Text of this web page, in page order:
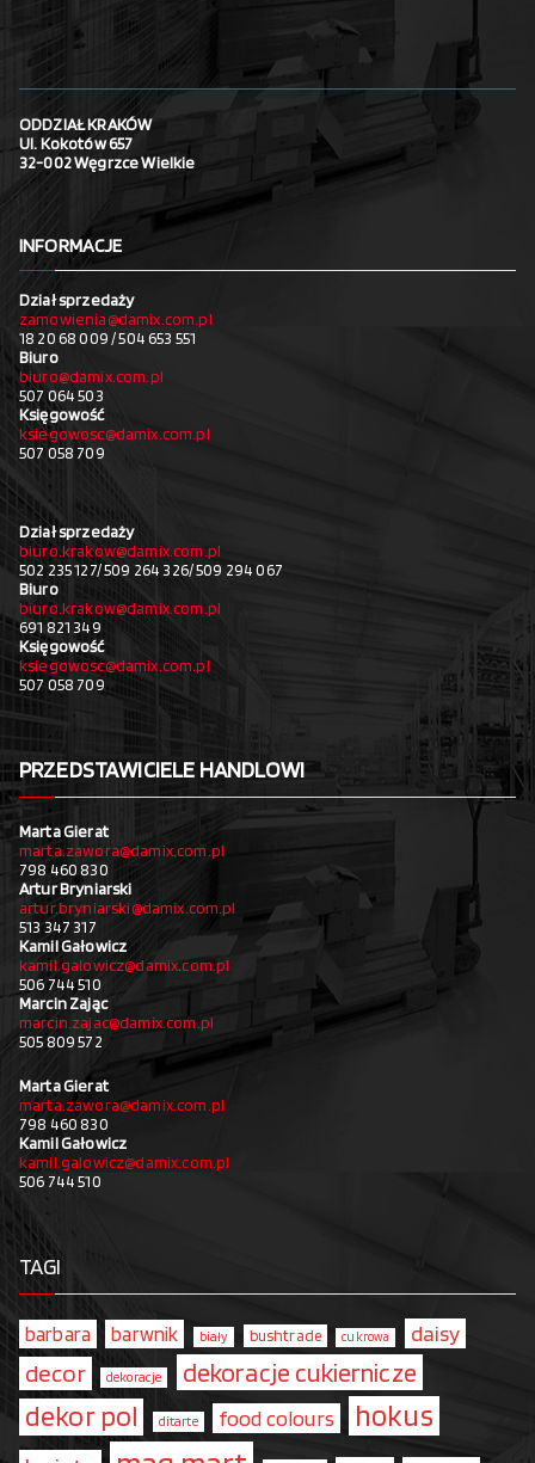
ODDZIAŁ KRAKÓW
Ul. Kokotów 657
32-002 Węgrzce Wielkie
INFORMACJE
Dział sprzedaży
zamowienia@damix.com.pl
18 20 68 009 / 504 653 551
Biuro
biuro@damix.com.pl
507 064 503
Księgowość
ksiegowosc@damix.com.pl
507 058 709
Dział sprzedaży
biuro.krakow@damix.com.pl
502 235 127/ 509 264 326/ 509 294 067
Biuro
biuro.krakow@damix.com.pl
691 821 349
Księgowość
ksiegowosc@damix.com.pl
507 058 709
PRZEDSTAWICIELE HANDLOWI
Marta Gierat
marta.zawora@damix.com.pl
798 460 830
Artur Bryniarski
artur.bryniarski@damix.com.pl
513 347 317
Kamil Gałowicz
kamil.galowicz@damix.com.pl
506 744 510
Marcin Zając
marcin.zajac@damix.com.pl
505 809 572
Marta Gierat
marta.zawora@damix.com.pl
798 460 830
Kamil Gałowicz
kamil.galowicz@damix.com.pl
506 744 510
TAGI
barbara barwnik biały bushtrade cukrowa daisy
decor dekoracje dekoracje cukiernicze
dekor pol ditarte food colours hokus